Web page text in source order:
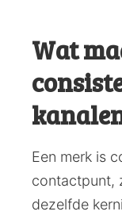
Wat
Een merk is
contactpunt,
dezelfde